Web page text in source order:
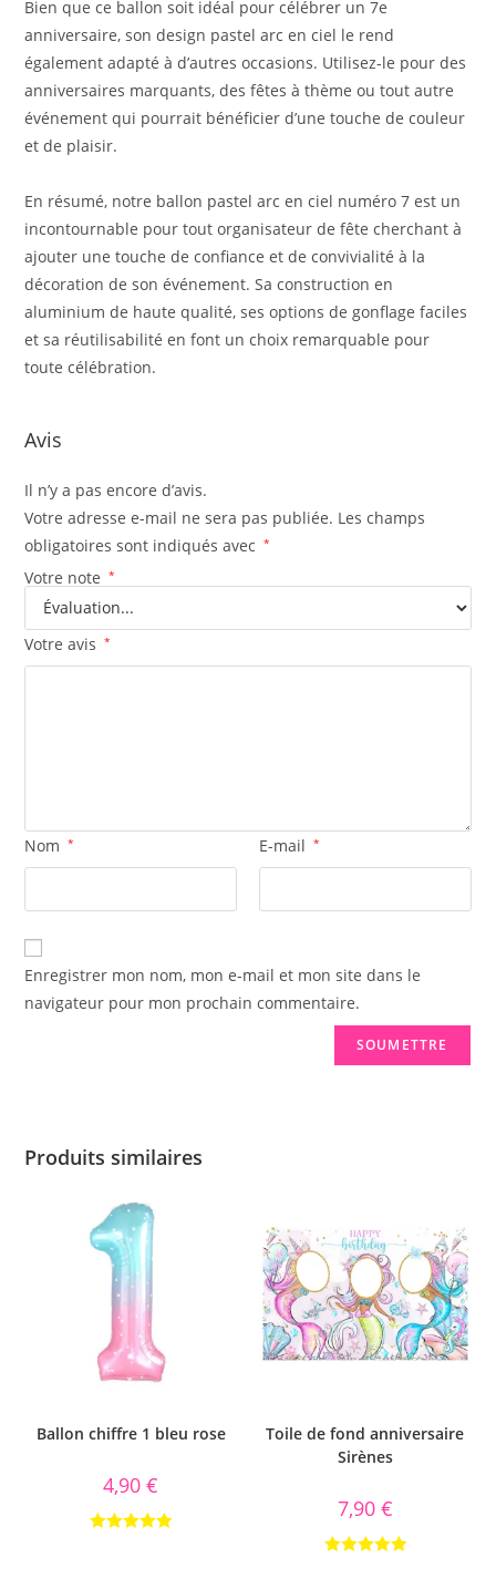
Bien que ce ballon soit idéal pour célébrer un 7e
anniversaire, son design pastel arc en ciel le rend
également adapté à d’autres occasions. Utilisez-le pour des
anniversaires marquants, des fêtes à thème ou tout autre
événement qui pourrait bénéficier d’une touche de couleur
et de plaisir.
En résumé, notre ballon pastel arc en ciel numéro 7 est un
incontournable pour tout organisateur de fête cherchant à
ajouter une touche de confiance et de convivialité à la
décoration de son événement. Sa construction en
aluminium de haute qualité, ses options de gonflage faciles
et sa réutilisabilité en font un choix remarquable pour
toute célébration.
Avis
Il n’y a pas encore d’avis.
Votre adresse e-mail ne sera pas publiée. Les champs
obligatoires sont indiqués avec
*
Votre note *
Votre avis *
Nom * E-mail *
Enregistrer mon nom, mon e-mail et mon site dans le
navigateur pour mon prochain commentaire.
Produits similaires
Ballon chiffre 1 bleu rose
4,90€
Toile de fond anniversaire
Sirènes
7,90 €